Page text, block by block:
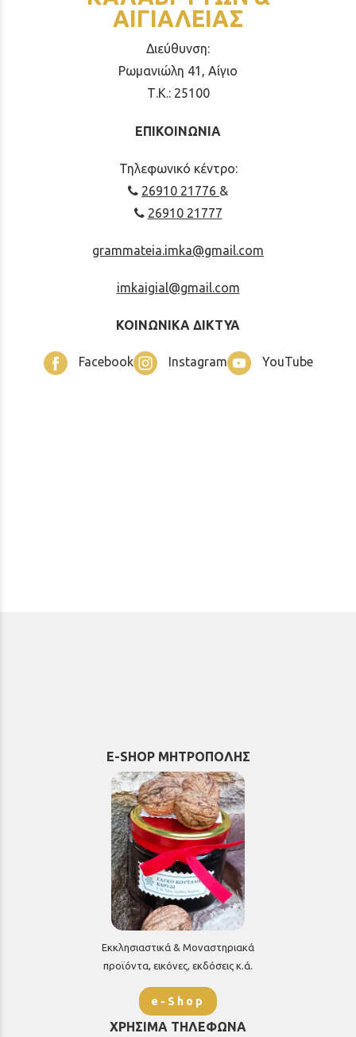
ΑΙΓΙΑΛΕΙΑΣ
Διεύθυνση:
Ρωμανιώλη 41, Αίγιο
Τ.Κ.: 25100
ΕΠΙΚΟΙΝΩΝΙΑ
Τηλεφωνικό κέντρο:
26910 21776 &
26910 21777
grammateia.imka@gmail.com
imkaigial@gmail.com
ΚΟΙΝΩΝΙΚΑ ΔΙΚΤΥΑ
Facebook Instagram YouTube
E-SHOP ΜΗΤΡΟΠΟΛΗΣ
Εκκλησιαστικά & Μοναστηριακά
προϊόντα, εικόνες, εκδόσεις κ.ά.
e-Shop
ΧΡΗΣΙΜΑ ΤΗΛΕΦΩΝΑ